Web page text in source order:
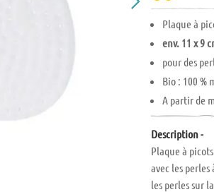
Plaque à
env. 11 x 9
pour des
Bio : 100 %
A partir de
Description -
Plaque à
avec les
les perles sur